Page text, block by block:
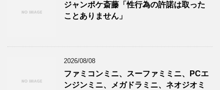
ジャンポケ斎藤「性行為の許諾は取った
ことありません」
2026/08/08
ファミコンミニ、スーファミミニ、PCエ
ンジンミニ、メガドラミニ、ネオジオミ